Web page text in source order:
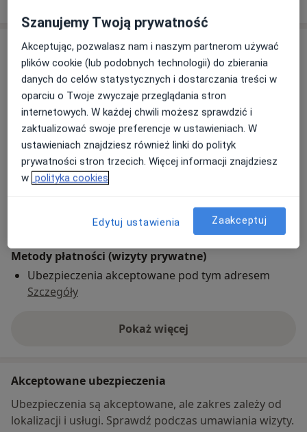
Adres
Centrum Medyczne Prestige Medical
Medyczna 8 (ROKA), 09-400Płock
Powiększ mapęotwiera się w nowej karcie
Dostępność
W tym gabinecie nie można umawiać wizyt przez
Co mam zrobić w tej sytuacji?
Metody płatności (wizyty prywatne)
Ubezpieczenia akceptowane pod tym adresem
Szczegóły
Pokaż więcej
o adresie
Akceptowane ubezpieczenia
Ubezpieczenia są akceptowane, ale zakres zależy od
lokalizacji i usługi. Sprawdź podczas umawiania wizyty.
Szanujemy Twoją prywatność
Akceptując, pozwalasz nam i naszym partnerom używać
plików cookie (lub podobnych technologii) do zbierania
danych do celów statystycznych i dostarczania treści w
oparciu o Twoje zwyczaje przeglądania stron
internetowych. W każdej chwili możesz sprawdzić i
zaktualizować swoje preferencje w ustawieniach. W
ustawieniach znajdziesz również linki do polityk
prywatności stron trzecich. Więcej informacji znajdziesz
w polityka cookies
Edytuj ustawienia Zaakceptuj